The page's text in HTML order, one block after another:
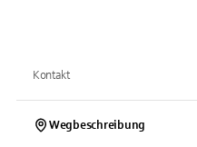
Kontakt
Wegbeschreibung